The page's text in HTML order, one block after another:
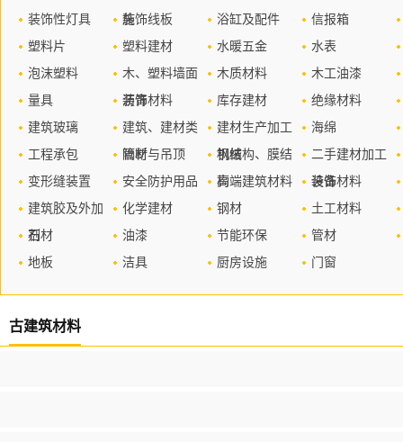
施
装饰性灯具
装饰线板 浴缸及配件
信报箱
塑料片
塑料建材 水暖五金
水表
泡沫塑料
木、塑料墙面
装饰材料
木质材料
木工油漆
量具
沥青 库存建材
绝缘材料
建筑玻璃
建筑、建材类
管材
建材生产加工
机械
海绵
工程承包
隔断与吊顶
钢结构、膜结
构
二手建材加工
设备
变形缝装置 安全防护用品 高端建筑材料
装饰材料
建筑胶及外加
剂
化学建材 钢材
土工材料
石材
油漆 节能环保
管材
地板
洁具 厨房设施 门窗
古建筑材料